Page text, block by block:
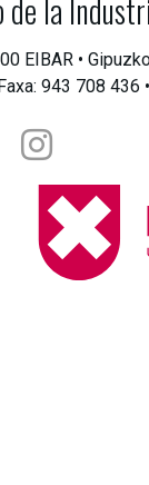
de la
EIBAR •
943 708 436 •